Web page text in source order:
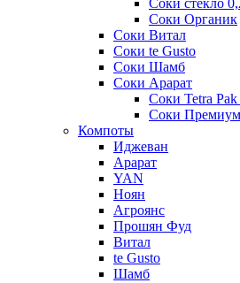
Соки стекло
Соки Органик
Соки Витал
Соки te Gusto
Соки Шамб
Соки Арарат
Соки Tetra Pak
Соки Премиум
Компоты
Иджеван
Арарат
YAN
Ноян
Агроянс
Прошян Фуд
Витал
te Gusto
Шамб